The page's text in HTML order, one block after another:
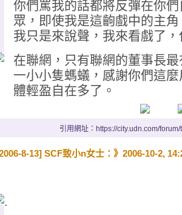
你們罵我的話都將反彈在你
眾，即使我是這齣戲中的主
我只是來說聲，我來看戲了
在聯網，只有聯網的董事長
一小小隻螞蟻，感謝你們這
體輕盈自在多了。
引用網址：https://city.udn.com/
8-13] SCF致小n女士：》2006-10-2,
.